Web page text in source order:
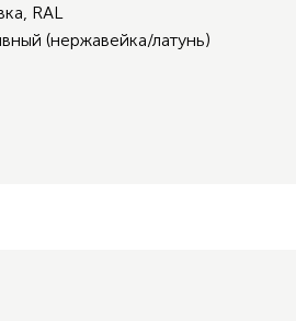
RAL
(нержавейка/латунь)